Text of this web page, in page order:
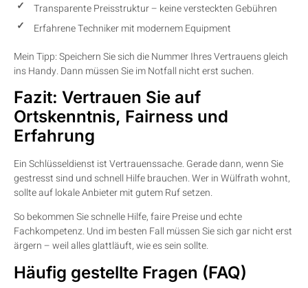
Transparente Preisstruktur – keine versteckten Gebühren
Erfahrene Techniker mit modernem Equipment
Mein Tipp: Speichern Sie sich die Nummer Ihres Vertrauens gleich
ins Handy. Dann müssen Sie im Notfall nicht erst suchen.
Fazit: Vertrauen Sie auf
Ortskenntnis, Fairness und
Erfahrung
Ein Schlüsseldienst ist Vertrauenssache. Gerade dann, wenn Sie
gestresst sind und schnell Hilfe brauchen. Wer in Wülfrath wohnt,
sollte auf lokale Anbieter mit gutem Ruf setzen.
So bekommen Sie schnelle Hilfe, faire Preise und echte
Fachkompetenz. Und im besten Fall müssen Sie sich gar nicht erst
ärgern – weil alles glattläuft, wie es sein sollte.
Häufig gestellte Fragen (FAQ)